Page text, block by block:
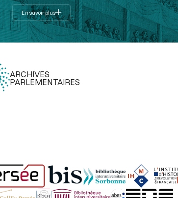
En savoir plus
ARCHIVES
PARLEMENTAIRES